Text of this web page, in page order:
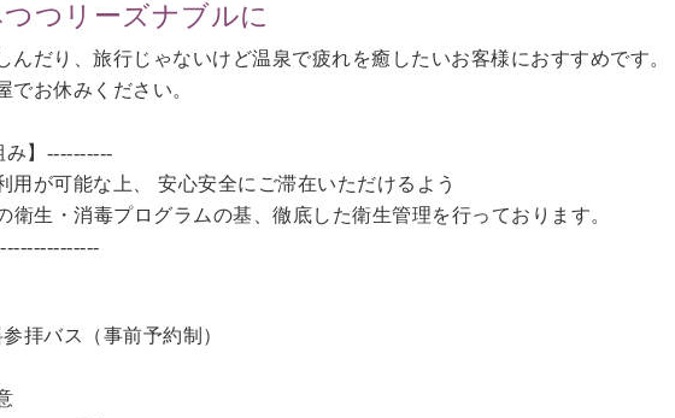
つリーズナブルに
んだり、旅行じゃないけど温泉で疲れを癒したいお客様におすすめです。
でお休みください。
み】----------
用が可能な上、 安心安全にご滞在いただけるよう
衛生・消毒プログラムの基、徹底した衛生管理を行っております。
---
拝バス（事前予約制）